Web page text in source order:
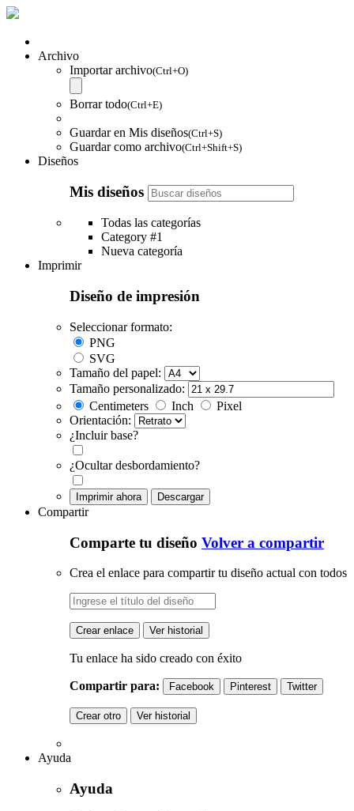
Archivo
Importar archivo(Ctrl+O)
Borrar todo(Ctrl+E)
Guardar en Mis diseños(Ctrl+S)
Guardar como archivo(Ctrl+Shift+S)
Diseños
Mis diseños
Todas las categorías
Category #1
Nueva categoría
Imprimir
Diseño de impresión
Seleccionar formato:
PNG
SVG
Tamaño del papel:
Tamaño personalizado:
Centimeters
Inch
Pixel
Orientación:
¿Incluir base?
¿Ocultar desbordamiento?
Imprimir ahora Descargar
Compartir
Comparte tu diseño Volver a compartir
Crea el enlace para compartir tu diseño actual con todos
Crear enlace Ver historial
Tu enlace ha sido creado con éxito
Compartir para: Facebook Pinterest Twitter
Crear otro Ver historial
Ayuda
Ayuda